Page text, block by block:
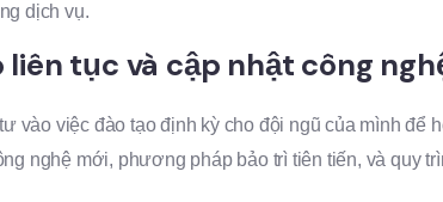
dịch vụ.
liên tục và cập nhật công
việc đào tạo định kỳ cho đội ngũ của mình để
nghệ mới, phương pháp bảo trì tiên tiến, và quy